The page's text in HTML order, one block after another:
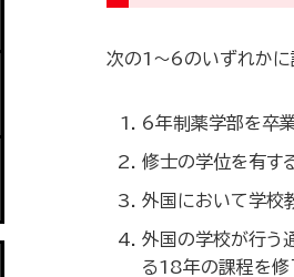
次の1～6のいずれかに
6年制薬学部を卒
修士の学位を有す
外国において学校
外国の学校が行う
る18年の課程を修